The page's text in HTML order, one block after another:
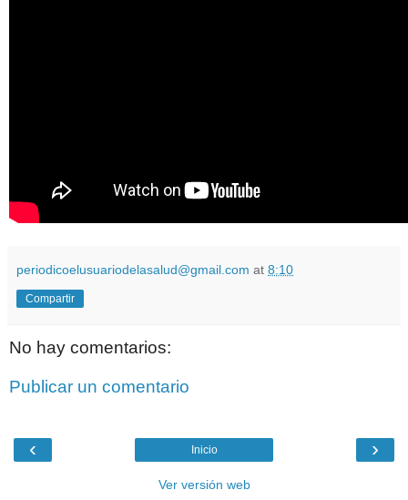
periodicoelusuariodelasalud@gmail.com at 8:10
Compartir
No hay comentarios:
Publicar un comentario
‹ ›
Inicio
Ver versión web